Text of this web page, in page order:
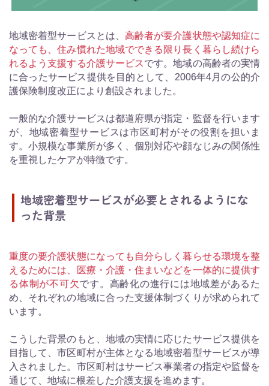
地域密着型サービスとは、 高齢者が要介護状態や認知症に
なっても、住み慣れた地域でできる限り長く暮らし続けら
れるよう支援する介護サービスです。地域の高齢者の実情
に合ったサービス提供を目的として、2006年4月の公的介
護保険制度改正により創設されました。
一般的な介護サービスは都道府県が指定・監督を行います
が、地域密着型サービスは市区町村がその役割を担いま
す。小規模な事業所が多く、個別対応や顔なじみの関係性
を重視したケアが特徴です。
地域密着型サービスが必要とされるようにな
った背景
重度の要介護状態になっても自分らしく暮らせる環境を整
えるためには、医療・介護・住まいなどを一体的に提供す
る体制が不可欠です。高齢化の進行には地域差があるた
め、それぞれの地域に合った支援体制づくりが求められて
います。
こうした背景のもと、地域の実情に応じたサービス提供を
目指して、市区町村が主体となる地域密着型サービスが導
入されました。市区町村はサービス事業者の指定や監督を
通じて、地域に根差した介護支援を進めます。